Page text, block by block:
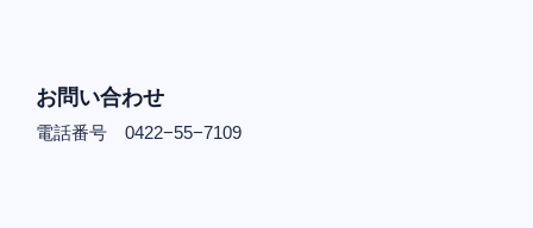
お問い合わせ
電話番号 0422−55−7109